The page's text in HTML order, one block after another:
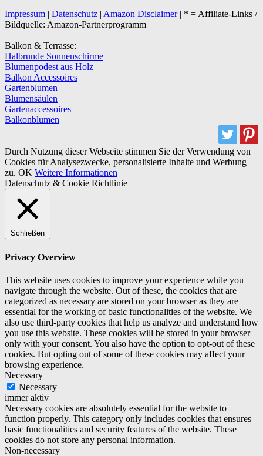
Impressum | Datenschutz | Amazon Disclaimer| * = Affiliate-Links /
Bildquelle: Amazon-Partnerprogramm
Balkon & Terrasse:
Halbrunde Sonnenschirme
Blumenpodest aus Holz
Balkon Accessoires
Gartenblumen
Blumensäulen
Gartenaccessoires
Balkonblumen
Durch Nutzung dieser Webseite stimmen Sie der Verwendung von
Cookies für Analysezwecke, personalisierte Inhalte und Werbung
zu. OK Weitere Informationen
Datenschutz & Cookie Richtlinie
Schließen
Privacy Overview
This website uses cookies to improve your experience while you
navigate through the website. Out of these, the cookies that are
categorized as necessary are stored on your browser as they are
essential for the working of basic functionalities of the website. We
also use third-party cookies that help us analyze and understand how
you use this website. These cookies will be stored in your browser
only with your consent. You also have the option to opt-out of these
cookies. But opting out of some of these cookies may affect your
browsing experience.
Necessary
Necessary
immer aktiv
Necessary cookies are absolutely essential for the website to
function properly. This category only includes cookies that ensures
basic functionalities and security features of the website. These
cookies do not store any personal information.
Non-necessary